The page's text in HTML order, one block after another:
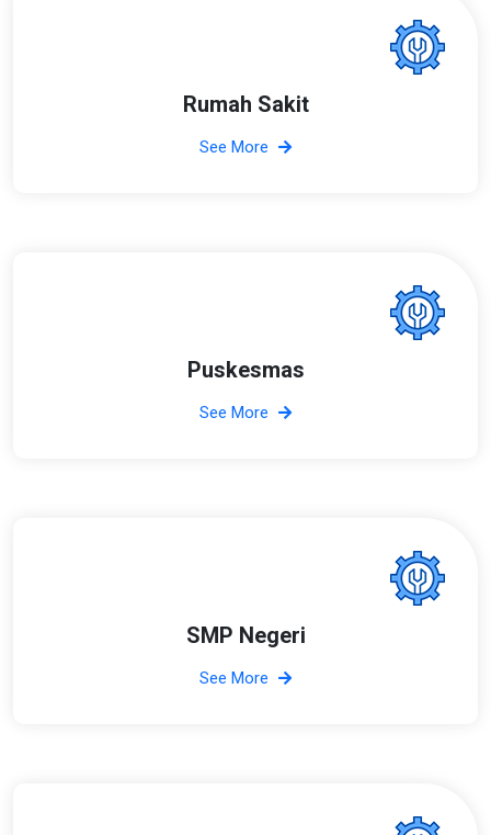
Rumah Sakit
See More
Puskesmas
See More
SMP Negeri
See More